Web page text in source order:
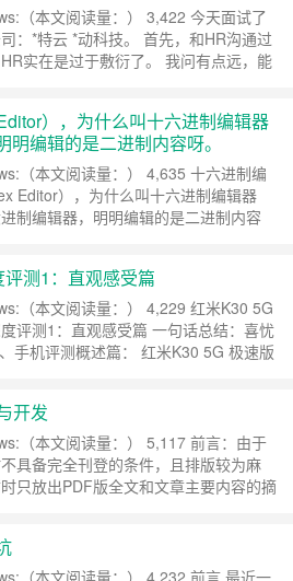
（本文阅读量：） 3,422 今天面试了
：*特云 *动科技。 首先，和HR沟通过
实在是过于敷衍了。 我问有点远，能
错了，给我弄到了一个没有亮灯的商业
了一下，说是地址没有更新……
），为什么叫十六进制编辑器
编辑的是二进制内容呀。
（本文阅读量：） 4,635 十六进制编
Editor），为什么叫十六进制编辑器
制编辑器，明明编辑的是二进制内容
内容呀。 答：因为这是人为规定的。
六进制编辑器（H……继续阅读 »
测1：直观感受篇
（本文阅读量：） 4,229 红米K30 5G
评测1：直观感受篇 一句话总结：喜忧
手机评测概述篇： 红米K30 5G 极速版
机，配置相当高大上，价格相当的亲
骁龙768处理器，内置……继续阅读 »
开发
（本文阅读量：） 5,117 前言：由于
具备完全刊登的条件，且排版较为麻
只放出PDF版全文和文章主要内容的摘
何浩源 WiFi指纹定位系统
发 本文PPT：1521……继续阅读 »
（本文阅读量：） 4,232 前言 最近一